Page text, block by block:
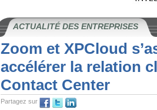
ACTUALITÉ DES ENTREPRISES
Zoom et XPCloud
accélérer la relation
Contact Center
Partagez sur